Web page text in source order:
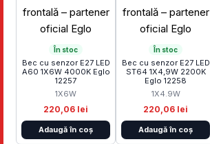
În stoc
Bec cu senzor E27 LED
A60 1X6W 4000K Eglo
12257
1X6W
220,06 lei
Adaugă în coș
În stoc
Bec cu senzor E27 LED
ST64 1X4,9W 2200K
Eglo 12258
1X4.9W
220,06 lei
Adaugă în coș